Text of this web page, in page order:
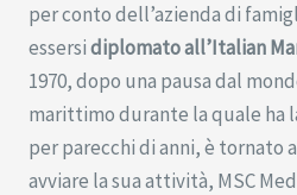
per conto dell’azienda di
essersidiplomato all’Italian
1970, dopo una pausa dal
marittimo durante la quale ha
per parecchi di anni, è
avviare la sua attività, MSC